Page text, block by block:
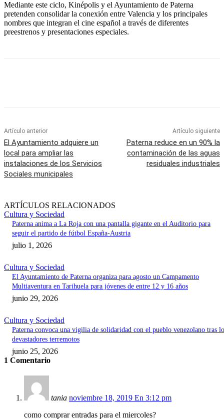
Mediante este ciclo, Kinépolis y el Ayuntamiento de Paterna
pretenden consolidar la conexión entre Valencia y los principales
nombres que integran el cine español a través de diferentes
preestrenos y presentaciones especiales.
Artículo anterior
El Ayuntamiento adquiere un
local para ampliar las
instalaciones de los Servicios
Sociales municipales
Artículo siguiente
Paterna reduce en un 90% la
contaminación de las aguas
residuales industriales
ARTÍCULOS RELACIONADOS
Cultura y Sociedad
Paterna anima a La Roja con una pantalla gigante en el Auditorio para
seguir el partido de fútbol España-Austria
julio 1, 2026
Cultura y Sociedad
El Ayuntamiento de Paterna organiza para agosto un Campamento
Multiaventura en Tarihuela para jóvenes de entre 12 y 16 años
junio 29, 2026
Cultura y Sociedad
Paterna convoca una vigilia de solidaridad con el pueblo venezolano tras
devastadores terremotos
junio 25, 2026
1 Comentario
tania noviembre 18, 2019 En 3:12 pm
como comprar entradas para el miercoles?